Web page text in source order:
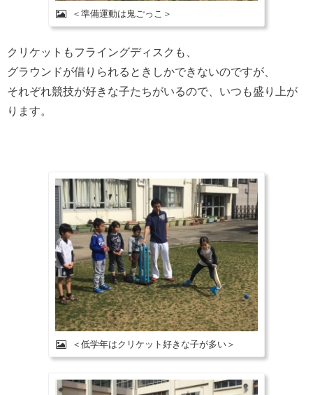
＜準備運動は鬼ごっこ＞
クリケットもフライングディスクも、
グラウンドが借りられるときしかできないのですが、
それぞれ競技が好きな子たちがいるので、いつも盛り上が
ります。
＜低学年はクリケット好きな子が多い＞